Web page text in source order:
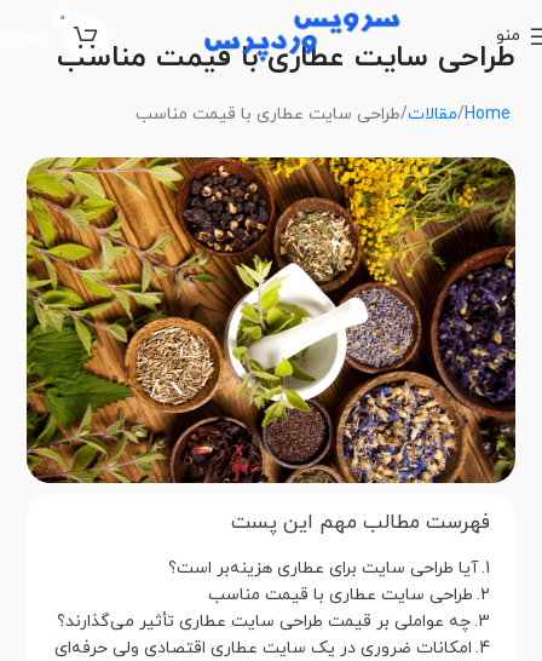
منو
0
طراحی سایت عطاری با قیمت مناسب
Home مقالات طراحی سایت عطاری با قیمت مناسب
فهرست مطالب مهم این پست
آیا طراحی سایت برای عطاری هزینه‌بر است؟
طراحی سایت عطاری با قیمت مناسب
چه عواملی بر قیمت طراحی سایت عطاری تأثیر می‌گذارند؟
امکانات ضروری در یک سایت عطاری اقتصادی ولی حرفه‌ای